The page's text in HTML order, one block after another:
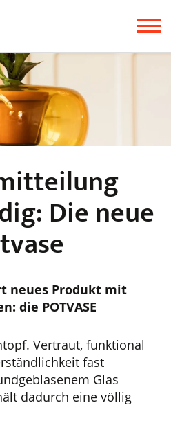
Die neue
neues Produkt mit
die POTVASE
Vertraut, funktional
fast
Glas
dadurch eine völlig